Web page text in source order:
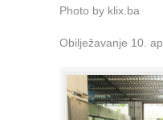
Photo by klix.ba
Obilježavanje 10.